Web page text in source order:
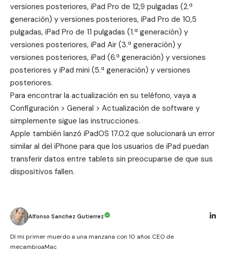
versiones posteriores, iPad Pro de 12,9 pulgadas (2.ª
generación) y versiones posteriores, iPad Pro de 10,5
pulgadas, iPad Pro de 11 pulgadas (1.ª generación) y
versiones posteriores, iPad Air (3.ª generación) y
versiones posteriores, iPad (6.ª generación) y versiones
posteriores y iPad mini (5.ª generación) y versiones
posteriores.
Para encontrar la actualización en su teléfono, vaya a
Configuración > General > Actualización de software y
simplemente sigue las instrucciones.
Apple también lanzó iPadOS 17.0.2 que solucionará un error
similar al del iPhone para que los usuarios de iPad puedan
transferir datos entre tablets sin preocuparse de que sus
dispositivos fallen.
Alfonso Sanchez Gutierrez
Dí mi primer muerdo a una manzana con 10 años CEO de
mecambioaMac